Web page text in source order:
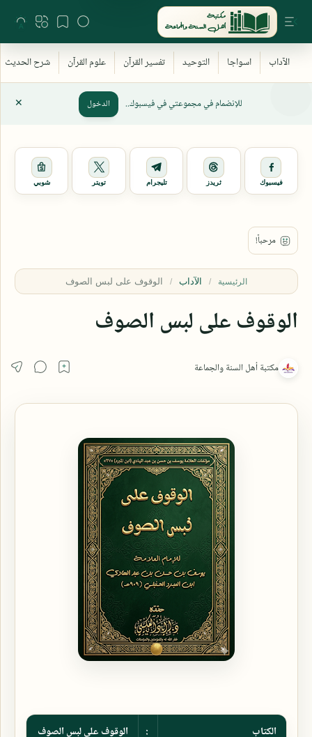
للإنضمام في مجموعتي في فيسبوك.. الدخول
فيسبوك ثريدز تليجرام تويتر شوبي
الرئيسية الآداب
الوقوف على لبس الصوف
الكتاب :
الوقوف على لبس الصوف